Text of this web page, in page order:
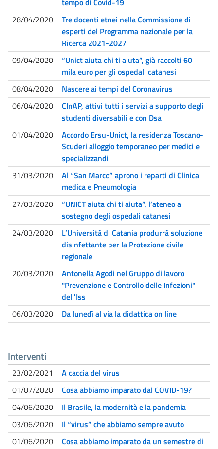
28/04/2020
Tre docenti etnei nella Commissione di
esperti del Programma nazionale per la
Ricerca 2021-2027
09/04/2020
“Unict aiuta chi ti aiuta”, già raccolti 60
mila euro per gli ospedali catanesi
08/04/2020
Nascere ai tempi del Coronavirus
06/04/2020
CInAP, attivi tutti i servizi a supporto degli
studenti diversabili e con Dsa
01/04/2020
Accordo Ersu-Unict, la residenza Toscano-
Scuderi alloggio temporaneo per medici e
specializzandi
31/03/2020
Al “San Marco” aprono i reparti di Clinica
medica e Pneumologia
27/03/2020
“UNICT aiuta chi ti aiuta”, l’ateneo a
sostegno degli ospedali catanesi
24/03/2020
L’Università di Catania produrrà soluzione
disinfettante per la Protezione civile
regionale
20/03/2020
Antonella Agodi nel Gruppo di lavoro
"Prevenzione e Controllo delle Infezioni"
dell'Iss
06/03/2020
Da lunedì al via la didattica on line
Interventi
23/02/2021
A caccia del virus
01/07/2020
Cosa abbiamo imparato dal COVID-19?
04/06/2020
Il Brasile, la modernità e la pandemia
03/06/2020
Il “virus” che abbiamo sempre avuto
01/06/2020
Cosa abbiamo imparato da un semestre di